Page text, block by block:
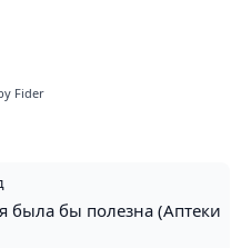
Fider
была бы полезна (Аптеки